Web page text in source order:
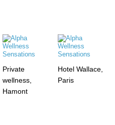
Private
wellness,
Hamont
Hotel Wallace,
Paris